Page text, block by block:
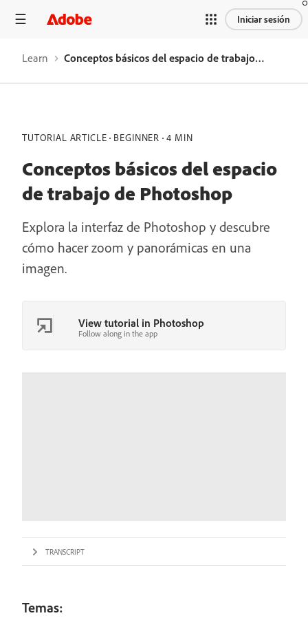
Iniciar sesión
Learn Conceptos básicos del espacio de trabajo de Photoshop
TUTORIAL ARTICLE BEGINNER 4 MIN
Conceptos básicos del espacio
de trabajo de Photoshop
Explora la interfaz de Photoshop y descubre
cómo hacer zoom y panorámicas en una
imagen.
View tutorial in Photoshop
Follow along in the app
TRANSCRIPT
Temas: